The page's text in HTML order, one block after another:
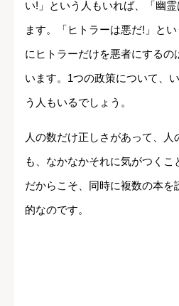
い!」という人もいれば、「幽
ます。「ヒトラーは悪だ!」と
にヒトラーだけを悪者にするの
います。1つの政策について、
う人もいるでしょう。
人の数だけ正しさがあって、
も、なかなかそれに気がつくこ
だからこそ、同時に複数の本を
的なのです。